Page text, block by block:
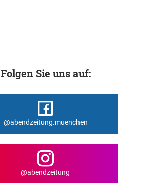
Folgen Sie uns auf:
@abendzeitung.muenchen
@abendzeitung